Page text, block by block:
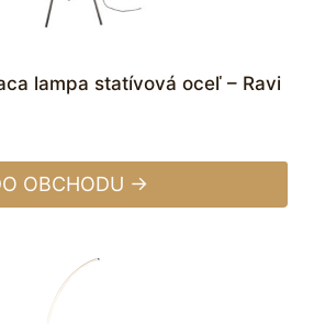
lampa statívová oceľ – Ravi
OBCHODU →